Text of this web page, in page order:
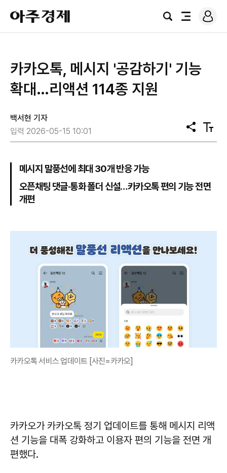
아
주
경
검
전
로
그
카카오톡, 메시지 '공감하기' 기능
확대…리액션 114종 지원
백서현 기자
입력 2026-05-15 10:01
공
유
텍
스
메시지 말풍선에 최대 30개 반응 가능
오픈채팅 댓글·통화 폴더 신설…카카오톡 편의 기능 전면
개편
카카오톡 서비스 업데이트 [사진=카카오]
카카오가 카카오톡 정기 업데이트를 통해 메시지 리액
션 기능을 대폭 강화하고 이용자 편의 기능을 전면 개
편했다.